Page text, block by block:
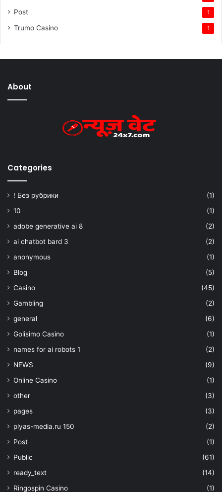
Post 1
Trumo Casino 1
About
Categories
! Без рубрики
(1)
10
(1)
adobe generative ai 8
(2)
ai chatbot bard 3
(2)
anonymous
(1)
Blog
(5)
Casino
(45)
Gambling
(2)
general
(6)
Golisimo Casino
(1)
names for ai robots 1
(2)
NEWS
(9)
Online Casino
(1)
other
(3)
pages
(3)
plyas-media.ru 150
(2)
Post
(1)
Public
(61)
ready_text
(14)
Ringospin Casino
(1)